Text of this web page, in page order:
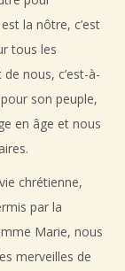
la nôtre, c’est
tous les
nous, c’est-à-
son peuple,
en âge et nous
chrétienne,
par la
Marie, nous
merveilles de